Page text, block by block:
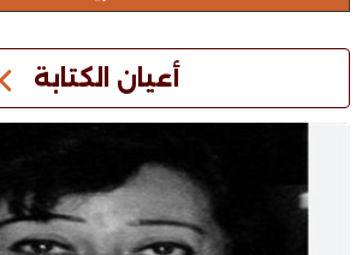
أعيان الكتابة